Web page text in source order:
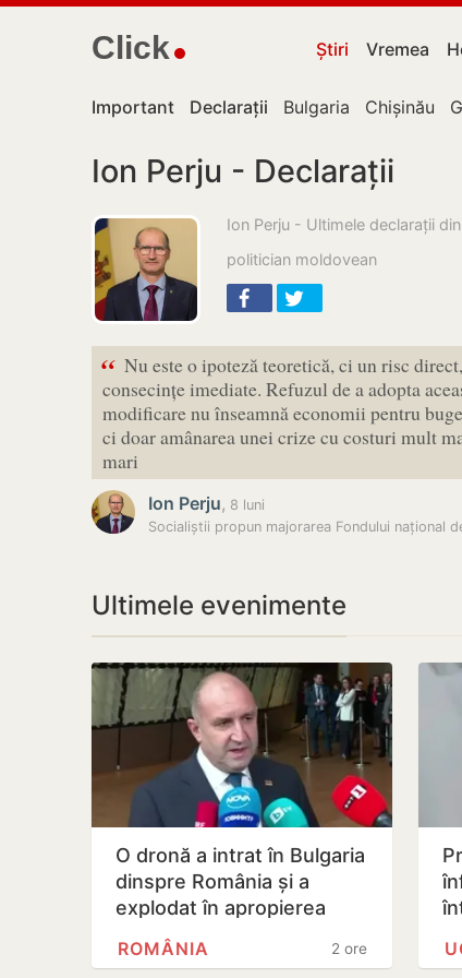
Click Știri Vremea
Important Declarații Bulgaria Chișinău
Ion Perju - Declarații
Ion Perju - Ultimele declarații
politician moldovean
“ Nu este o ipoteză teoretică, ci un risc
consecințe imediate. Refuzul de a adopta
modificare nu înseamnă economii pentru
ci doar amânarea unei crize cu costuri mult
mari
Ion Perju, 8 luni
Ultimele evenimente
O dronă a intrat în Bulgaria
dinspre România și a
explodat în apropierea
unui gazoduct
2 ore
ROMÂNIA